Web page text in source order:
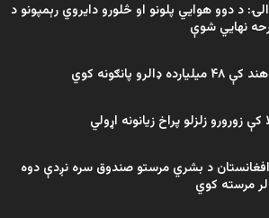
د دوو هوايي پلونو او څلورو دایروي رېمپونو د
نهایي شوې
ډالرو پانګونه کوي
کې زورورو زلزلو پراخ زیانونه اړولي
د بشري مرستو صندوق سره نږدې دوه
مرسته کوي